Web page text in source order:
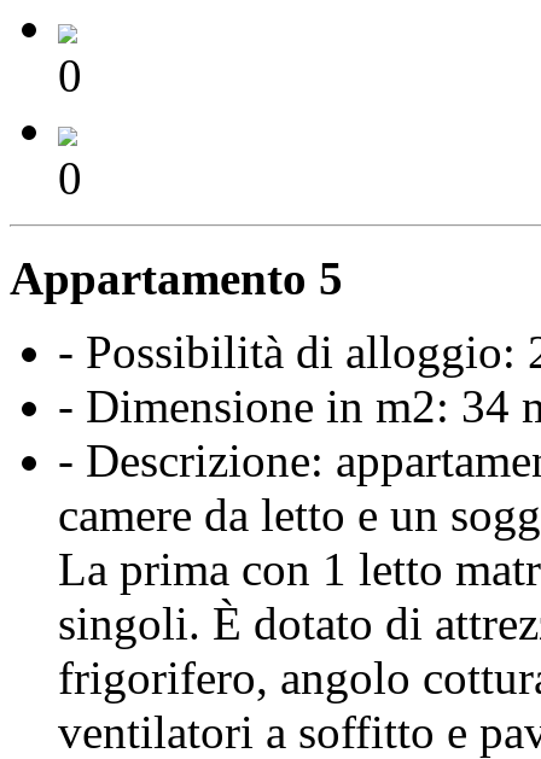
0
0
Appartamento 5
- Possibilità di alloggio:
- Dimensione in m2: 34
- Descrizione:
camere da letto e un
La prima con 1 letto
singoli. È dotato di
frigorifero, angolo
ventilatori a soffitto e